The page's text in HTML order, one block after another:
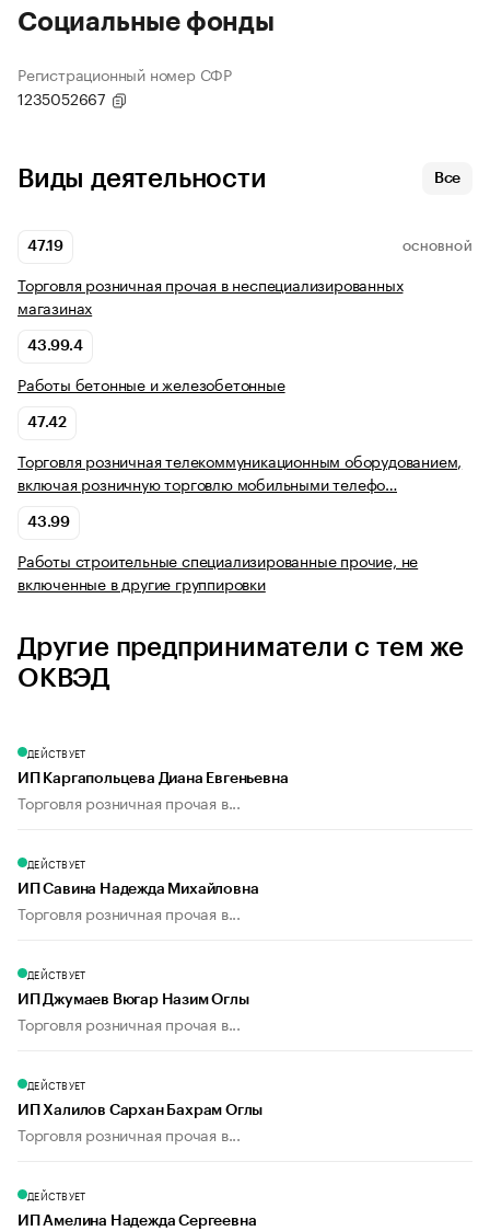
Социальные фонды
Регистрационный номер СФР
1235052667
Виды деятельности Все
47.19 ОСНОВНОЙ
Торговля розничная прочая в неспециализированных
магазинах
43.99.4
Работы бетонные и железобетонные
47.42
Торговля розничная телекоммуникационным оборудованием,
включая розничную торговлю мобильными телефо…
43.99
Работы строительные специализированные прочие, не
включенные в другие группировки
Другие предприниматели с тем же
ОКВЭД
ДЕЙСТВУЕТ
ИП Каргапольцева Диана Евгеньевна
Торговля розничная прочая в...
ДЕЙСТВУЕТ
ИП Савина Надежда Михайловна
Торговля розничная прочая в...
ДЕЙСТВУЕТ
ИП Джумаев Вюгар Назим Оглы
Торговля розничная прочая в...
ДЕЙСТВУЕТ
ИП Халилов Сархан Бахрам Оглы
Торговля розничная прочая в...
ДЕЙСТВУЕТ
ИП Амелина Надежда Сергеевна